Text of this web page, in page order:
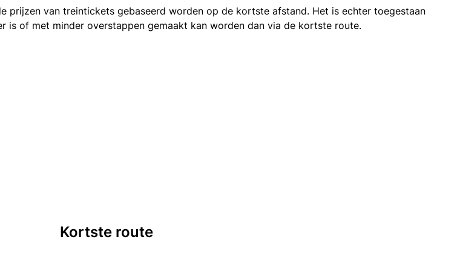
prijzen van treintickets gebaseerd worden op de kortste afstand. Het is echter toegestaan
is of met minder overstappen gemaakt kan worden dan via de kortste route.
Kortste route